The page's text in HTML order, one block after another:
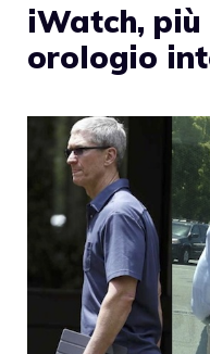
iWatch, più
orologio